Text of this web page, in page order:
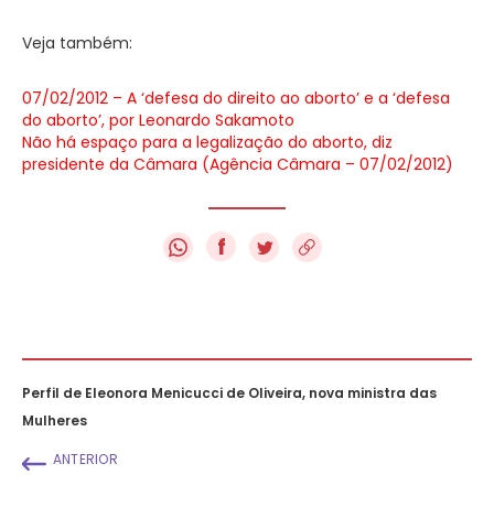
Veja também:
07/02/2012 – A ‘defesa do direito ao aborto’ e a ‘defesa
do aborto’, por Leonardo Sakamoto
Não há espaço para a legalização do aborto, diz
presidente da Câmara (Agência Câmara – 07/02/2012)
f
Perfil de Eleonora Menicucci de Oliveira, nova ministra das
Mulheres
ANTERIOR